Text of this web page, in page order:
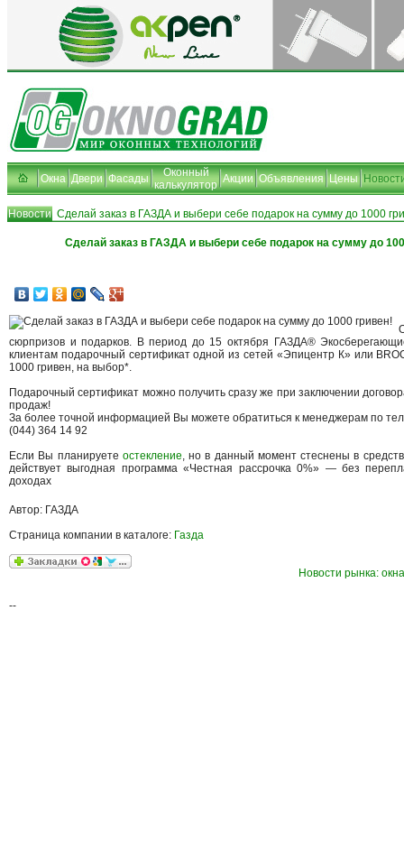
Окна Двери Фасады
Оконный
калькулятор Акции Объявления Цены
Новости Сделай заказ в ГАЗДА и выбери себе подарок на сумму до 1000
Сделай заказ в ГАЗДА и выбери себе подарок на сумму до
сюрпризов и подарков. В период до 15 октября ГАЗДА®
клиентам подарочный сертификат одной из сетей «Эпицентр К» или
1000 гривен, на выбор*.
Подарочный сертификат можно получить сразу же при заключении
продаж!
За более точной информацией Вы можете обратиться к менеджерам по
(044) 364 14 92
Если Вы планируете остекление, но в данный момент стеснены в
действует выгодная программа «Честная рассрочка 0%» — без
доходах
Автор: ГАЗДА
Страница компании в каталоге: Газда
Новости рынка:
--